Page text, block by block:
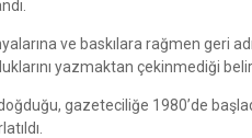
ve baskılara rağmen geri
yazmaktan çekinmediği
gazeteciliğe 1980’de